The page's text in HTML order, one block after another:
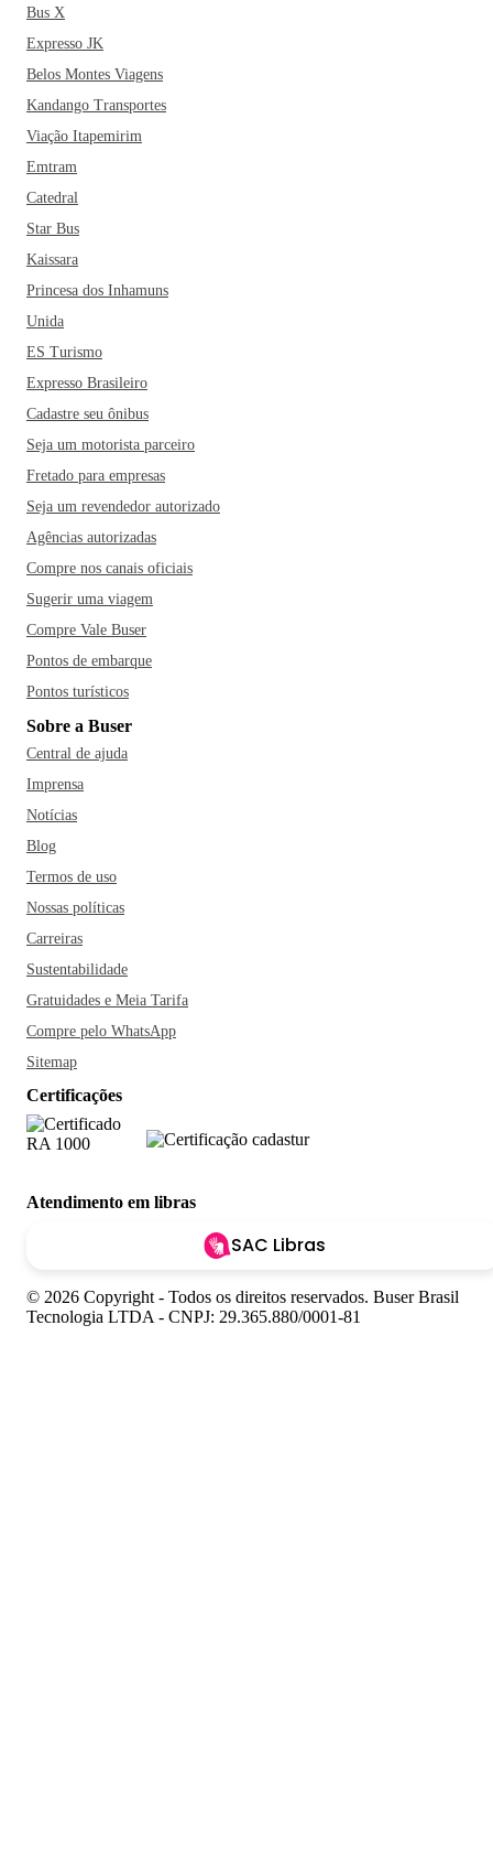
para provar um Pato no Tucupi, saborear um Tacacá (receita
indígena que faz muito sucesso), entre muitas outras. Não
sei qual irá preferir, mas uma coisa é certa: Belém do Pará é
um dos lugares com uma das culinárias mais ricas do Brasil.
E aí, o que acha de pegar um ônibus para Belém?
Bus X
Expresso JK
Belos Montes Viagens
Kandango Transportes
Viação Itapemirim
Emtram
Catedral
Star Bus
Kaissara
Princesa dos Inhamuns
Unida
ES Turismo
Expresso Brasileiro
Cadastre seu ônibus
Seja um motorista parceiro
Fretado para empresas
Seja um revendedor autorizado
Agências autorizadas
Compre nos canais oficiais
Sugerir uma viagem
Compre Vale Buser
Pontos de embarque
Pontos turísticos
Sobre a Buser
Central de ajuda
Imprensa
Notícias
Blog
Termos de uso
Nossas políticas
Carreiras
Sustentabilidade
Gratuidades e Meia Tarifa
Compre pelo WhatsApp
Sitemap
Certificações
Atendimento em libras
SAC Libras
© 2026 Copyright - Todos os direitos reservados. Buser Brasil
Tecnologia LTDA - CNPJ: 29.365.880/0001-81